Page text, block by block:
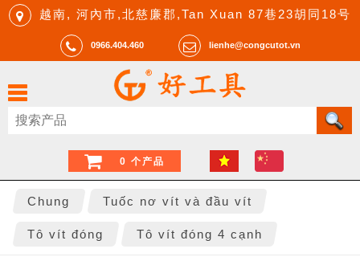
越南, 河內市,北慈廉郡,Tan Xuan 87巷23胡同18号
0966.404.460 lienhe@congcutot.vn
0 个产品
Chung Tuốc nơ vít và đầu vít
Tô vít đóng Tô vít đóng 4 cạnh